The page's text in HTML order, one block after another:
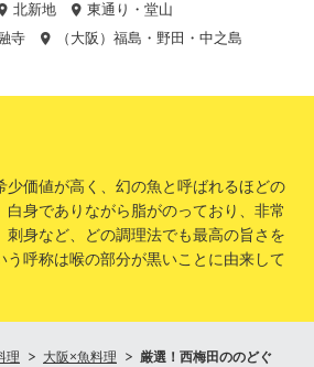
北新地
東通り・堂山
寺
（大阪）福島・野田・中之島
少価値が高く、幻の魚と呼ばれるほどの
白身でありながら脂がのっており、非常
刺身など、どの調理法でも最高の旨さを
う呼称は喉の部分が黒いことに由来して
理 大阪×魚料理 厳選！西梅田ののどぐ